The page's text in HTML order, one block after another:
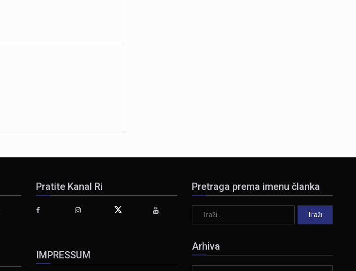
Pratite Kanal Ri
IMPRESSUM
Pretraga prema imenu članka
Arhiva